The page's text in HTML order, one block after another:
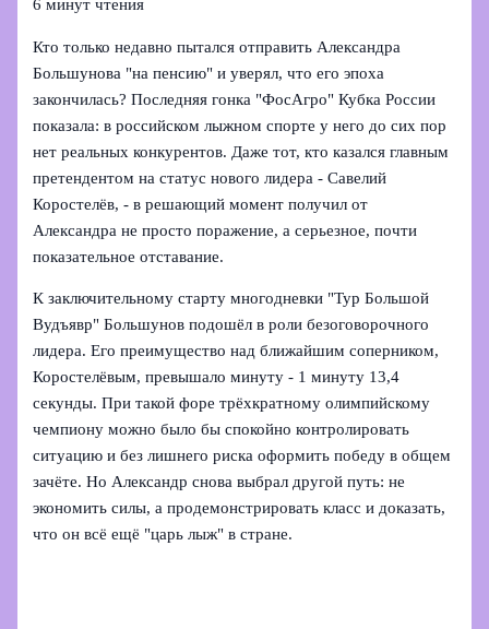
6 минут чтения
Кто только недавно пытался отправить Александра
Большунова "на пенсию" и уверял, что его эпоха
закончилась? Последняя гонка "ФосАгро" Кубка России
показала: в российском лыжном спорте у него до сих пор
нет реальных конкурентов. Даже тот, кто казался главным
претендентом на статус нового лидера - Савелий
Коростелёв, - в решающий момент получил от
Александра не просто поражение, а серьезное, почти
показательное отставание.
К заключительному старту многодневки "Тур Большой
Вудъявр" Большунов подошёл в роли безоговорочного
лидера. Его преимущество над ближайшим соперником,
Коростелёвым, превышало минуту - 1 минуту 13,4
секунды. При такой форе трёхкратному олимпийскому
чемпиону можно было бы спокойно контролировать
ситуацию и без лишнего риска оформить победу в общем
зачёте. Но Александр снова выбрал другой путь: не
экономить силы, а продемонстрировать класс и доказать,
что он всё ещё "царь лыж" в стране.